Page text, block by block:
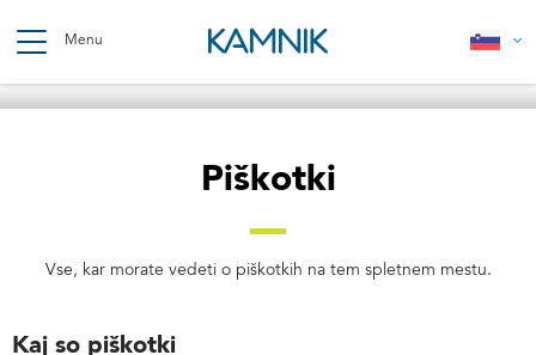
content
Menu
Piškotki
Vse, kar morate vedeti o piškotkih na tem spletnem mestu.
Kaj so piškotki